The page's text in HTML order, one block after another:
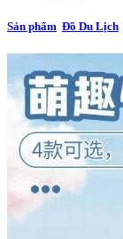
Sản phẩm Đồ Du Lịch